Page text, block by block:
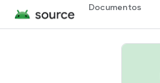
Documentos